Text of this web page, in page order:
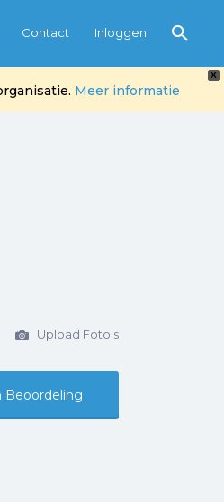
X
Meer informatie
Contact Inloggen
Upload Foto's
Beoordeling